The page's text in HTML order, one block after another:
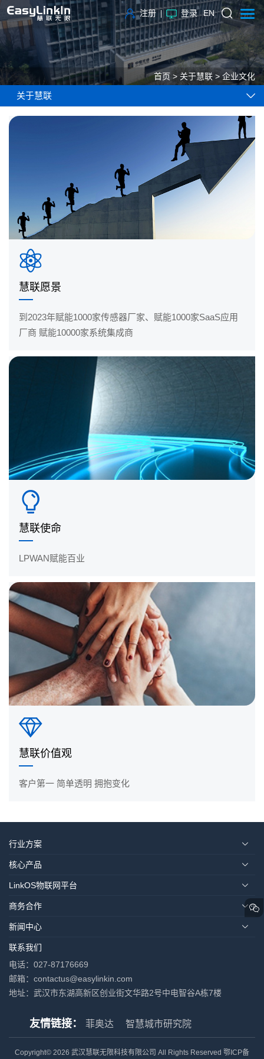
注册 登录 EN
首页 > 关于慧联 > 企业文化
关于慧联
慧联愿景
到2023年赋能1000家传感器厂家、赋能1000家SaaS应用
厂商 赋能10000家系统集成商
慧联使命
LPWAN赋能百业
慧联价值观
客户第一 简单透明 拥抱变化
行业方案
核心产品
LinkOS物联网平台
商务合作
新闻中心
联系我们
电话：027-87176669
邮箱：contactus@easylinkin.com
地址：武汉市东湖高新区创业街文华路2号中电智谷A栋7楼
友情链接： 菲奥达 智慧城市研究院
Copyright© 2026 武汉慧联无限科技有限公司 All Rights Reserved 鄂ICP备